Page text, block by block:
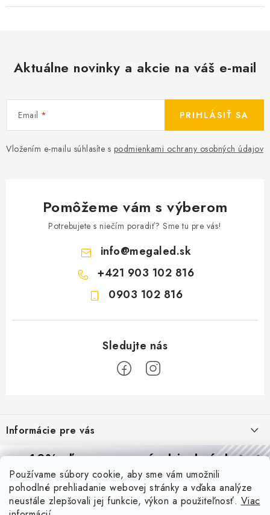
Používame súbory cookie, aby sme vám umožnili
pohodlné prehliadanie webovej stránky a vďaka analýze
neustále zlepšovali jej funkcie, výkon a použiteľnosť. Viac
Aktuálne novinky a akcie na váš e-mail
Email
Vložením e-mailu súhlasíte s podmienkami ochrany osobných údajov
PRIHLÁSIŤ SA
Pomôžeme vám s výberom
Potrebujete s niečím poradiť? Sme tu pre vás!
info@megaled.sk
+421 903 102 816
0903 102 816
p
ä
Informácie pre vás
Reklamácie a formulár na odstúpenie od zmluvy
Obchodné podmienky
Podmienky ochrany osobných údajov
Blog
10% zľavana prvú objednávku
Prihláste sa azískajtezľavu aj praktické tipy,vďaka ktorým
budete svietiť lepšie a platiť menej.